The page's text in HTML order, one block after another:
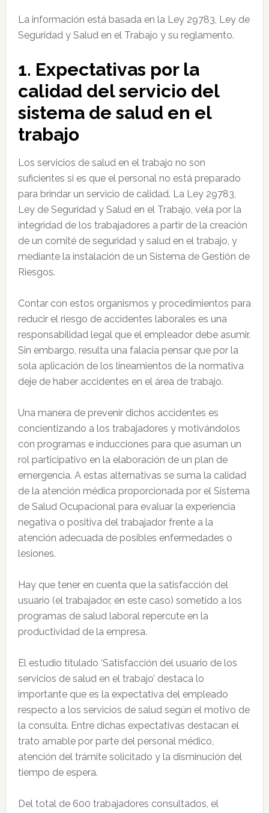
La información está basada en la Ley 29783, Ley de
Seguridad y Salud en el Trabajo y su reglamento.
1. Expectativas por la
calidad del servicio del
sistema de salud en el
trabajo
Los servicios de salud en el trabajo no son
suficientes si es que el personal no está preparado
para brindar un servicio de calidad. La Ley 29783,
Ley de Seguridad y Salud en el Trabajo, vela por la
integridad de los trabajadores a partir de la creación
de un comité de seguridad y salud en el trabajo, y
mediante la instalación de un Sistema de Gestión de
Riesgos.
Contar con estos organismos y procedimientos para
reducir el riesgo de accidentes laborales es una
responsabilidad legal que el empleador debe asumir.
Sin embargo, resulta una falacia pensar que por la
sola aplicación de los lineamientos de la normativa
deje de haber accidentes en el área de trabajo.
Una manera de prevenir dichos accidentes es
concientizando a los trabajadores y motivándolos
con programas e inducciones para que asuman un
rol participativo en la elaboración de un plan de
emergencia. A estas alternativas se suma la calidad
de la atención médica proporcionada por el Sistema
de Salud Ocupacional para evaluar la experiencia
negativa o positiva del trabajador frente a la
atención adecuada de posibles enfermedades o
lesiones.
Hay que tener en cuenta que la satisfacción del
usuario (el trabajador, en este caso) sometido a los
programas de salud laboral repercute en la
productividad de la empresa.
El estudio titulado ‘Satisfacción del usuario de los
servicios de salud en el trabajo’ destaca lo
importante que es la expectativa del empleado
respecto a los servicios de salud según el motivo de
la consulta. Entre dichas expectativas destacan el
trato amable por parte del personal médico,
atención del trámite solicitado y la disminución del
tiempo de espera.
Del total de 600 trabajadores consultados, el